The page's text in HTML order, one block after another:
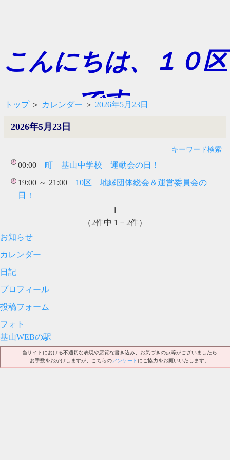
こんにちは、１０区
です。
トップ＞ カレンダー ＞ 2026年5月23日
2026年5月23日
キーワード検索
00:00 町 基山中学校 運動会の日！
19:00 ～ 21:00 10区 地縁団体総会＆運営委員会の
日！
1
（2件中 1－2件）
お知らせ
カレンダー
日記
プロフィール
投稿フォーム
フォト
基山WEBの駅
当サイトにおける不適切な表現や悪質な書き込み、お気づきの点等がございましたら
お手数をおかけしますが、こちらのアンケート にご協力をお願いいたします。